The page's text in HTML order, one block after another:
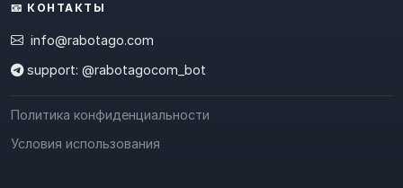
📧 КОНТАКТЫ
info@rabotago.com
support: @rabotagocom_bot
Политика конфиденциальности
Условия использования